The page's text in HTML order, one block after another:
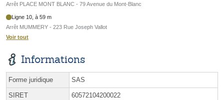
Arrêt PLACE MONT BLANC - 79 Avenue du Mont-Blanc
Ligne 10, à 59 m
Arrêt MUMMERY - 223 Rue Joseph Vallot
Voir tout
Informations
Forme juridique SAS
SIRET 60572104200022